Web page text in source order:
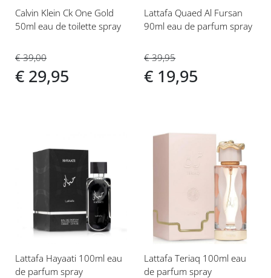
Calvin Klein Ck One Gold
50ml eau de toilette spray
€ 39,00
€ 29,95
Lattafa Quaed Al Fursan
90ml eau de parfum spray
€ 39,95
€ 19,95
Voeg
verlanglijst
Lattafa Hayaati 100ml eau
de parfum spray
verlanglijst
Lattafa Teriaq 100ml eau
de parfum spray